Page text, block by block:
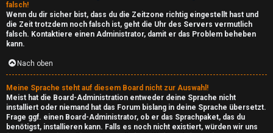
A
k
t
i
v
falsch!
Wenn du dir sicher bist, dass du die Zeitzone richtig eingestellt hast und
die Zeit trotzdem noch falsch ist, geht die Uhr des Servers vermutlich
falsch. Kontaktiere einen Administrator, damit er das Problem beheben
kann.
Nach oben
Meine Sprache steht auf diesem Board nicht zur Auswahl!
Meist hat die Board-Administration entweder deine Sprache nicht
installiert oder niemand hat das Forum bislang in deine Sprache übersetzt.
Frage ggf. einen Board-Administrator, ob er das Sprachpaket, das du
benötigst, installieren kann. Falls es noch nicht existiert, würden wir uns
↳
e
P
l
a